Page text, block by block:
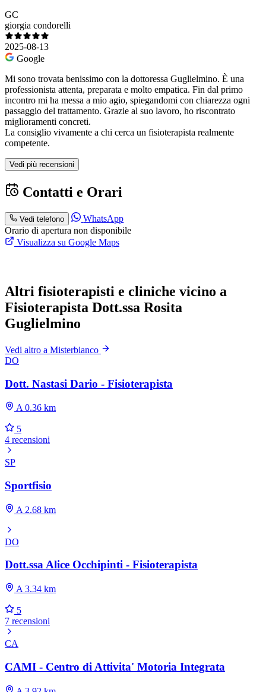
GC
giorgia condorelli
2025-08-13
Google
Mi sono trovata benissimo con la dottoressa Guglielmino. È una
professionista attenta, preparata e molto empatica. Fin dal primo
incontro mi ha messa a mio agio, spiegandomi con chiarezza ogni
passaggio del trattamento. Grazie al suo lavoro, ho riscontrato
miglioramenti concreti.
La consiglio vivamente a chi cerca un fisioterapista realmente
competente.
Vedi più recensioni
Contatti e Orari
Vedi telefono
WhatsApp
Orario di apertura non disponibile
Visualizza su Google Maps
Altri fisioterapisti e cliniche vicino a
Fisioterapista Dott.ssa Rosita
Guglielmino
Vedi altro a Misterbianco
DO
Dott. Nastasi Dario - Fisioterapista
A 0.36 km
5
4 recensioni
SP
Sportfisio
A 2.68 km
DO
Dott.ssa Alice Occhipinti - Fisioterapista
A 3.34 km
5
7 recensioni
CA
CAMI - Centro di Attivita' Motoria Integrata